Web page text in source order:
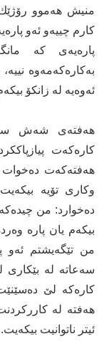
منیش هه‌موو
كارم چییه‌و ئه‌و
پاره‌یه‌ی كه‌
به‌كاره‌كه‌مه‌وه‌
ئه‌وه‌یه‌ له‌ زانكۆ
هه‌فته‌ی شه‌ش
كاره‌كه‌ت
هه‌فته‌كه‌ت ده‌خوات
وكاری تۆیه‌
ده‌خوارد: من
بیكه‌م یان پاره‌
من تێگه‌یشتم ئه‌و
سه‌عاته‌ له‌ بێكاری
كاره‌كه‌ لێ
هه‌فته‌ له‌
ئیتر ناتوانیت بیكه‌یت.